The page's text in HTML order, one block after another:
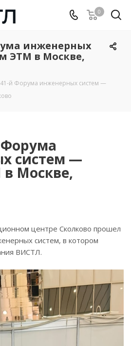
0
инженерных
ЭТМ в Москве,
41-й Форума инженерных систем —
систем —
Москве,
центре Сколково прошел
систем, в котором
ВИСТЛ.